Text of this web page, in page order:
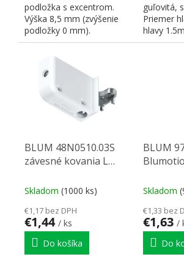
podložka s excentrom.
Výška 8,5 mm (zvýšenie
podložky 0 mm).
guľovitá,
Priemer
hlavy
BLUM 48N0510.03S
závesné kovania L
Skladom (1000 ks)
€1,17 bez DPH
€1,44 / ks
Do košíka
BLUM
Skladom
€1,33 bez
€1,63 /
Do